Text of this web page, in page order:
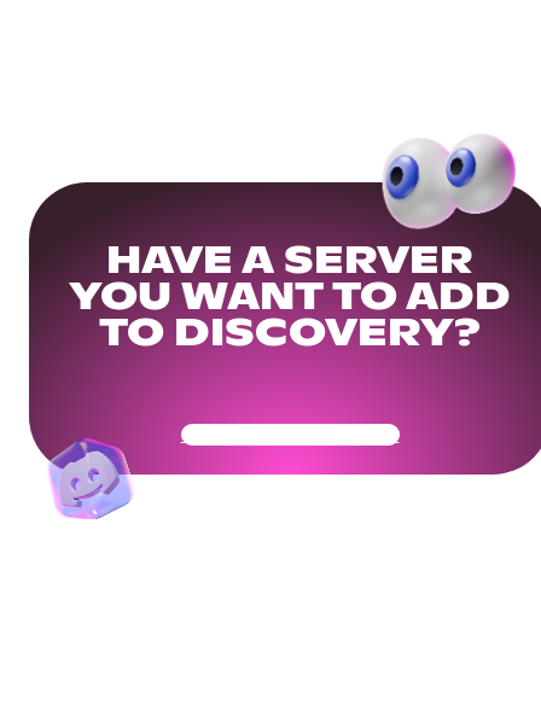
HAVE A SERVER
YOU WANT TO ADD
TO DISCOVERY?
Get Your Community Ready